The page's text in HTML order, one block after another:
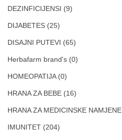
DEZINFICIJENSI (9)
DIJABETES (25)
DISAJNI PUTEVI (65)
Herbafarm brand's (0)
HOMEOPATIJA (0)
HRANA ZA BEBE (16)
HRANA ZA MEDICINSKE NAMJENE
IMUNITET (204)